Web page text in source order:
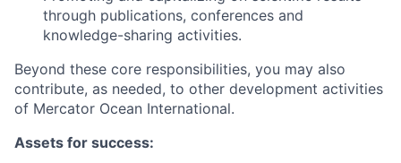
through publications, conferences and
knowledge-sharing activities.
Beyond these core responsibilities, you may also
contribute, as needed, to other development activities
of Mercator Ocean International.
Assets for success: